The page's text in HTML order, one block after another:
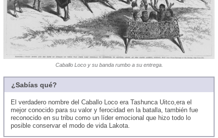
Caballo Loco y su banda rumbo a su entrega.
¿Sabías qué?
El verdadero nombre del Caballo Loco era Tashunca Uitco,era el
mejor conocido para su valor y ferocidad en la batalla, también fue
reconocido en su tribu como un líder emocional que hizo todo lo
posible conservar el modo de vida Lakota.